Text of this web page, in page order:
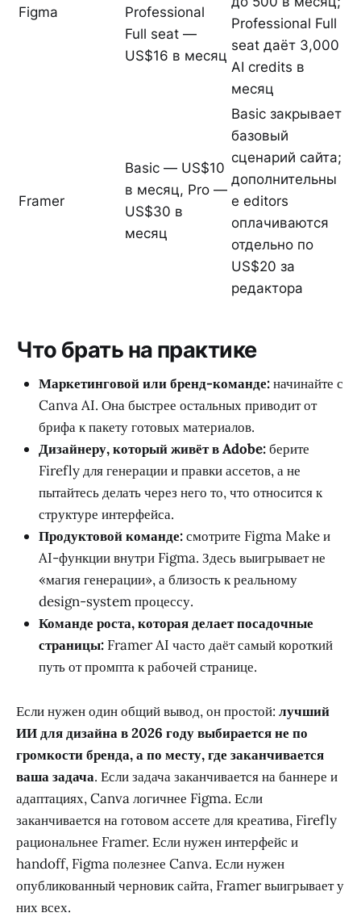
Figma
Professional
Full seat —
US$16 в месяц
Professional Full
seat даёт 3,000
AI credits в
месяц
Framer
Basic — US$10
в месяц, Pro —
US$30 в
месяц
Basic закрывает
базовый
сценарий сайта;
дополнительны
е editors
оплачиваются
отдельно по
US$20 за
редактора
Что брать на практике
Маркетинговой или бренд-команде:начинайте с
Canva AI. Она быстрее остальных приводит от
брифа к пакету готовых материалов.
Дизайнеру, который живёт в Adobe:берите
Firefly для генерации и правки ассетов, а не
пытайтесь делать через него то, что относится к
структуре интерфейса.
Продуктовой команде:смотрите Figma Make и
AI-функции внутри Figma. Здесь выигрывает не
«магия генерации», а близость к реальному
design-system процессу.
Команде роста, которая делает посадочные
страницы: Framer AI часто даёт самый короткий
путь от промпта к рабочей странице.
Если нужен один общий вывод, он простой: лучший
ИИ для дизайна в 2026 году выбирается не по
громкости бренда, а по месту, где заканчивается
ваша задача. Если задача заканчивается на баннере и
адаптациях, Canva логичнее Figma. Если
заканчивается на готовом ассете для креатива, Firefly
рациональнее Framer. Если нужен интерфейс и
handoff, Figma полезнее Canva. Если нужен
опубликованный черновик сайта, Framer выигрывает у
них всех.